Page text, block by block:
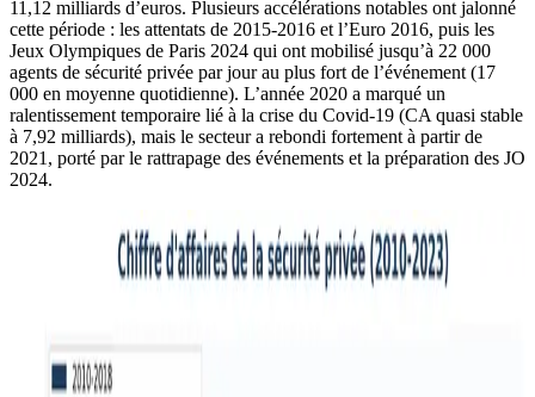
11,12 milliards d’euros. Plusieurs accélérations notables ont jalonné
cette période : les attentats de 2015-2016 et l’Euro 2016, puis les
Jeux Olympiques de Paris 2024 qui ont mobilisé jusqu’à 22 000
agents de sécurité privée par jour au plus fort de l’événement (17
000 en moyenne quotidienne). L’année 2020 a marqué un
ralentissement temporaire lié à la crise du Covid-19 (CA quasi stable
à 7,92 milliards), mais le secteur a rebondi fortement à partir de
2021, porté par le rattrapage des événements et la préparation des JO
2024.